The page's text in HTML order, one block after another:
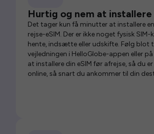
Hurtig og nem at installere
Det tager kun få minutter at installere
rejse-eSIM. Der er ikke noget fysisk SIM-
hente, indsætte eller udskifte. Følg
vejledningen i HelloGlobe-appen eller
at installere din eSIM før afrejse, så du
online, så snart du ankommer til din